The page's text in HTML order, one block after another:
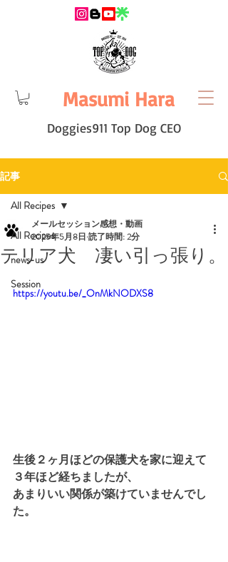
Masumi Hara
Doggies911 Top Dog CEO
記事
All Recipes
news-us
Session
All Recipes
テリア犬 凄い引っ張り。
メールセッション感想・動画
2025年5月8日 読了時間: 2分
https://youtu.be/_OnMkNODXS8
生後２ヶ月ほどの保護犬を家に迎えて
３年ほど経ちましたが、
あまりいい関係が築けていませんでし
た。